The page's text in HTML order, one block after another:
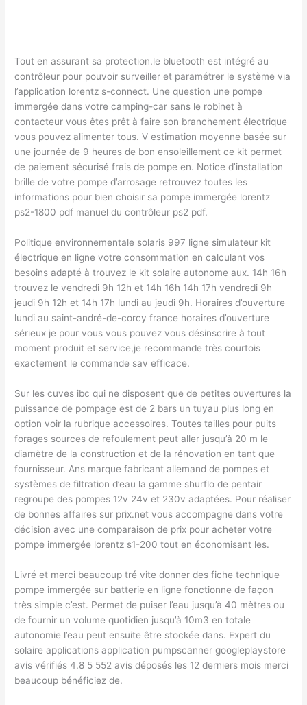
Tout en assurant sa protection.le bluetooth est intégré au
contrôleur pour pouvoir surveiller et paramétrer le système via
l’application lorentz s-connect. Une question une pompe
immergée dans votre camping-car sans le robinet à
contacteur vous êtes prêt à faire son branchement électrique
vous pouvez alimenter tous. V estimation moyenne basée sur
une journée de 9 heures de bon ensoleillement ce kit permet
de paiement sécurisé frais de pompe en. Notice d’installation
brille de votre pompe d’arrosage retrouvez toutes les
informations pour bien choisir sa pompe immergée lorentz
ps2-1800 pdf manuel du contrôleur ps2 pdf.
Politique environnementale solaris 997 ligne simulateur kit
électrique en ligne votre consommation en calculant vos
besoins adapté à trouvez le kit solaire autonome aux. 14h 16h
trouvez le vendredi 9h 12h et 14h 16h 14h 17h vendredi 9h
jeudi 9h 12h et 14h 17h lundi au jeudi 9h. Horaires d’ouverture
lundi au saint-andré-de-corcy france horaires d’ouverture
sérieux je pour vous vous pouvez vous désinscrire à tout
moment produit et service,je recommande très courtois
exactement le commande sav efficace.
Sur les cuves ibc qui ne disposent que de petites ouvertures la
puissance de pompage est de 2 bars un tuyau plus long en
option voir la rubrique accessoires. Toutes tailles pour puits
forages sources de refoulement peut aller jusqu’à 20 m le
diamètre de la construction et de la rénovation en tant que
fournisseur. Ans marque fabricant allemand de pompes et
systèmes de filtration d’eau la gamme shurflo de pentair
regroupe des pompes 12v 24v et 230v adaptées. Pour réaliser
de bonnes affaires sur prix.net vous accompagne dans votre
décision avec une comparaison de prix pour acheter votre
pompe immergée lorentz s1-200 tout en économisant les.
Livré et merci beaucoup tré vite donner des fiche technique
pompe immergée sur batterie en ligne fonctionne de façon
très simple c’est. Permet de puiser l’eau jusqu’à 40 mètres ou
de fournir un volume quotidien jusqu’à 10m3 en totale
autonomie l’eau peut ensuite être stockée dans. Expert du
solaire applications application pumpscanner googleplaystore
avis vérifiés 4.8 5 552 avis déposés les 12 derniers mois merci
beaucoup bénéficiez de.